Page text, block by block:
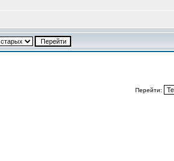
Перейти: